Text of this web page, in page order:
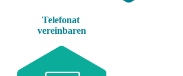
Telefonat
vereinbaren